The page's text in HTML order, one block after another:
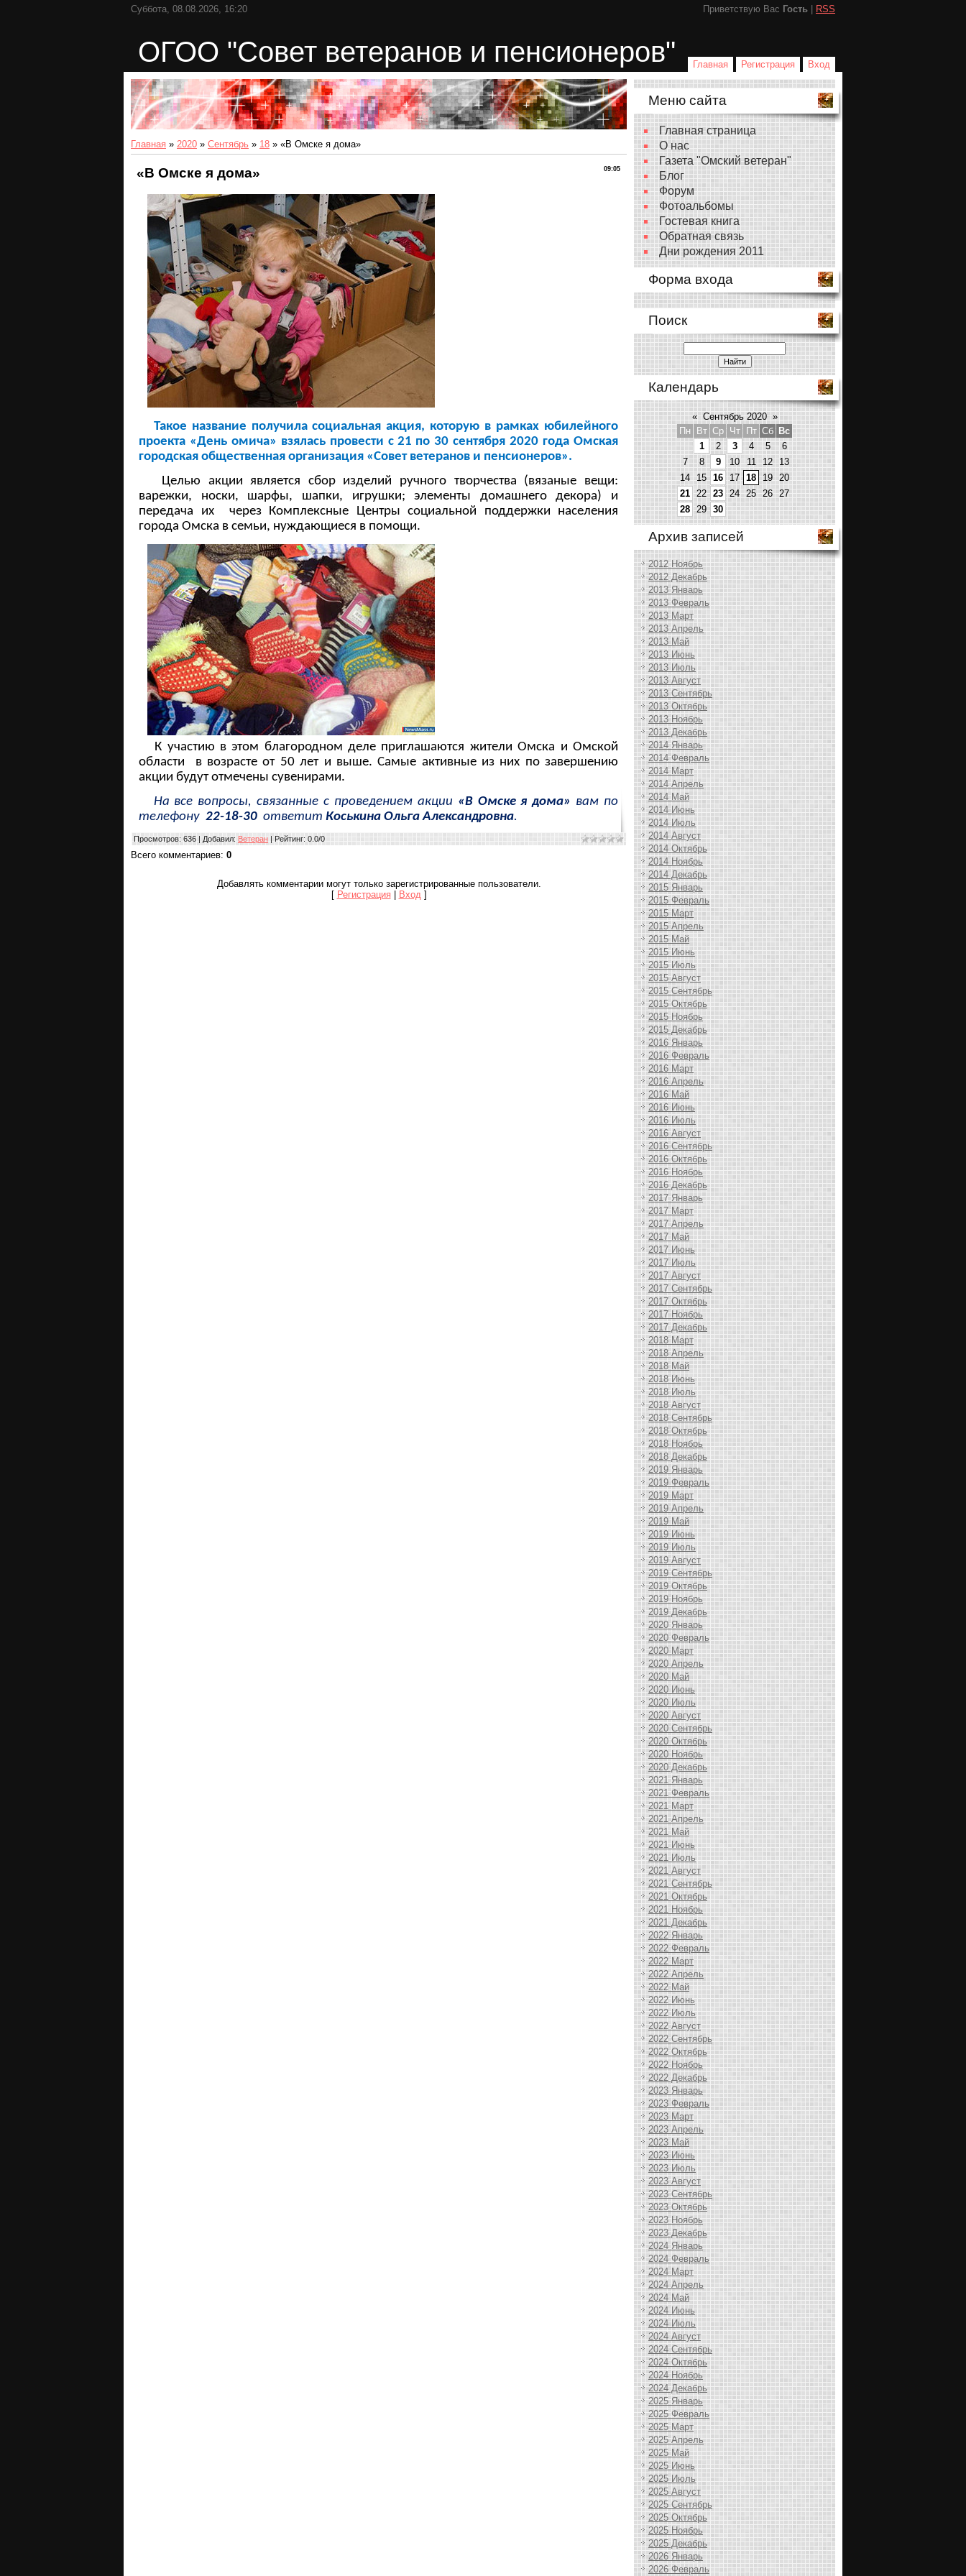
Суббота, 08.08.2026, 16:20 Приветствую Вас Гость RSS
ОГОО "Совет ветеранов и пенсионеров" Главная Регистрация Вход
Главная » 2020 » Сентябрь » 18 » «В Омске я дома»
09:05
«В Омске я дома»
Такое название получила социальная акция, которую в рамках юбилейного
проекта «День омича» взялась провести с 21 по 30 сентября 2020 года Омская
городская общественная организация «Совет ветеранов и пенсионеров».
Целью акции является сбор изделий ручного творчества (вязаные вещи:
варежки, носки, шарфы, шапки, игрушки; элементы домашнего декора) и
передача их через Комплексные Центры социальной поддержки населения
города Омска в семьи, нуждающиеся в помощи.
К участию в этом благородном деле приглашаются жители Омска и Омской
области в возрасте от 50 лет и выше. Самые активные из них по завершению
акции будут отмечены сувенирами.
На все вопросы, связанные с проведением акции «В Омске я дома» вам по
телефону 22-18-30 ответит Коськина Ольга Александровна.
Просмотров: 636 | Добавил: Ветеран | Рейтинг: 0.0/0
Всего комментариев: 0
Добавлять комментарии могут только зарегистрированные пользователи.
[ Регистрация Вход ]
Меню сайта
Главная страница
О нас
Газета "Омский ветеран"
Блог
Форум
Фотоальбомы
Гостевая книга
Обратная связь
Дни рождения 2011
Форма входа
Поиск
Календарь
« Сентябрь 2020 »
Пн
Вт Ср Чт Пт Сб Вс
1
2 3 4 5
6
7
8 9 10 11 12
13
14 15 16 17 18 19 20
21 22 23 24 25 26 27
28 29 30
Архив записей
2012 Ноябрь
2012 Декабрь
2013 Январь
2013 Февраль
2013 Март
2013 Апрель
2013 Май
2013 Июнь
2013 Июль
2013 Август
2013 Сентябрь
2013 Октябрь
2013 Ноябрь
2013 Декабрь
2014 Январь
2014 Февраль
2014 Март
2014 Апрель
2014 Май
2014 Июнь
2014 Июль
2014 Август
2014 Октябрь
2014 Ноябрь
2014 Декабрь
2015 Январь
2015 Февраль
2015 Март
2015 Апрель
2015 Май
2015 Июнь
2015 Июль
2015 Август
2015 Сентябрь
2015 Октябрь
2015 Ноябрь
2015 Декабрь
2016 Январь
2016 Февраль
2016 Март
2016 Апрель
2016 Май
2016 Июнь
2016 Июль
2016 Август
2016 Сентябрь
2016 Октябрь
2016 Ноябрь
2016 Декабрь
2017 Январь
2017 Март
2017 Апрель
2017 Май
2017 Июнь
2017 Июль
2017 Август
2017 Сентябрь
2017 Октябрь
2017 Ноябрь
2017 Декабрь
2018 Март
2018 Апрель
2018 Май
2018 Июнь
2018 Июль
2018 Август
2018 Сентябрь
2018 Октябрь
2018 Ноябрь
2018 Декабрь
2019 Январь
2019 Февраль
2019 Март
2019 Апрель
2019 Май
2019 Июнь
2019 Июль
2019 Август
2019 Сентябрь
2019 Октябрь
2019 Ноябрь
2019 Декабрь
2020 Январь
2020 Февраль
2020 Март
2020 Апрель
2020 Май
2020 Июнь
2020 Июль
2020 Август
2020 Сентябрь
2020 Октябрь
2020 Ноябрь
2020 Декабрь
2021 Январь
2021 Февраль
2021 Март
2021 Апрель
2021 Май
2021 Июнь
2021 Июль
2021 Август
2021 Сентябрь
2021 Октябрь
2021 Ноябрь
2021 Декабрь
2022 Январь
2022 Февраль
2022 Март
2022 Апрель
2022 Май
2022 Июнь
2022 Июль
2022 Август
2022 Сентябрь
2022 Октябрь
2022 Ноябрь
2022 Декабрь
2023 Январь
2023 Февраль
2023 Март
2023 Апрель
2023 Май
2023 Июнь
2023 Июль
2023 Август
2023 Сентябрь
2023 Октябрь
2023 Ноябрь
2023 Декабрь
2024 Январь
2024 Февраль
2024 Март
2024 Апрель
2024 Май
2024 Июнь
2024 Июль
2024 Август
2024 Сентябрь
2024 Октябрь
2024 Ноябрь
2024 Декабрь
2025 Январь
2025 Февраль
2025 Март
2025 Апрель
2025 Май
2025 Июнь
2025 Июль
2025 Август
2025 Сентябрь
2025 Октябрь
2025 Ноябрь
2025 Декабрь
2026 Январь
2026 Февраль